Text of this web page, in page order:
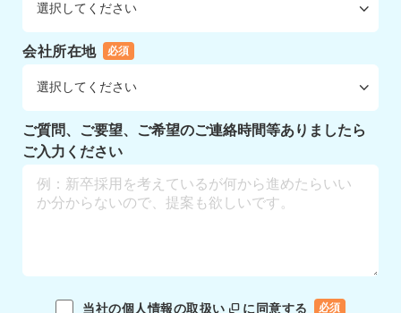
会社所在地 必須
ご質問、ご要望、ご希望のご連絡時間等ありましたら
ご入力ください
当社の個人情報の取扱い に同意する 必須